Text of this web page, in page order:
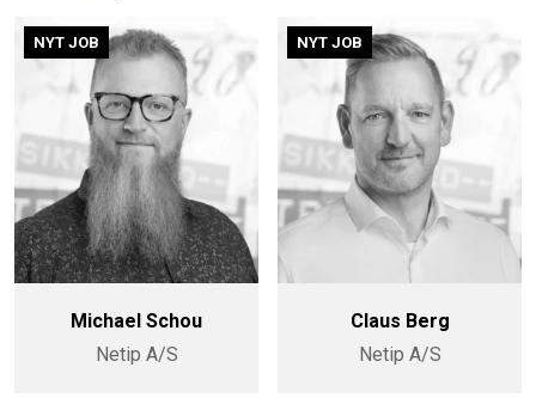
NYT JOB
Michael Schou
Netip A/S
NYT JOB
Claus Berg
Netip A/S